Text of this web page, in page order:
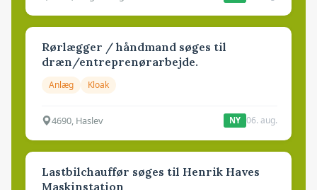
Rørlægger / håndmand søges til
dræn/entreprenørarbejde.
Anlæg Kloak
4690, Haslev NY 06. aug.
Lastbilchauffør søges til Henrik Haves
Maskinstation